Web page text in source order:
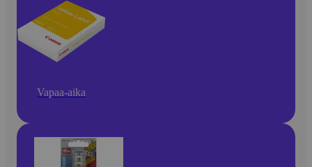
Vapaa-aika